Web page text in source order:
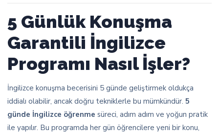
5 Günlük Konuşma
Garantili İngilizce
Programı Nasıl İşler?
İngilizce konuşma becerisini 5 günde geliştirmek oldukça
iddialı olabilir, ancak doğru tekniklerle bu mümkündür. 5
günde İngilizce öğrenme süreci, adım adım ve yoğun pratik
ile yapılır. Bu programda her gün öğrencilere yeni bir konu,